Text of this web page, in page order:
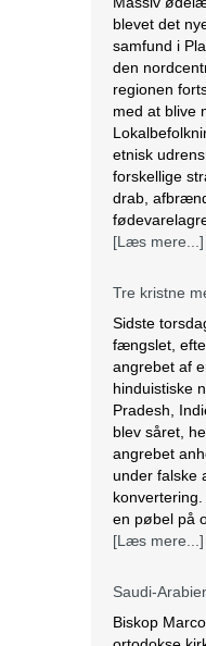
forskellige
drab,
Tre kristne
Sidste
fængslet,
angrebet af
hinduistiske
Pradesh,
angrebet
en pøbel på
[Læs mere...]
Saudi-
Biskop
ortodokse
Arabien,
juleliturgi
koptiske
julefejring